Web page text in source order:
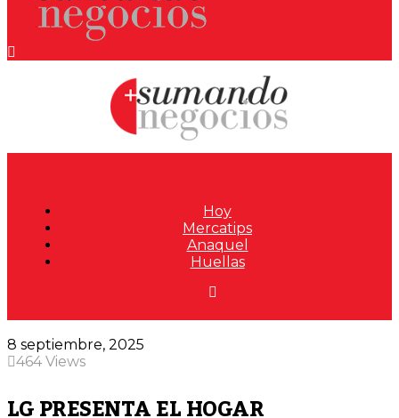
Hoy
Mercatips
Anaquel
Huellas
8 septiembre, 2025
464 Views